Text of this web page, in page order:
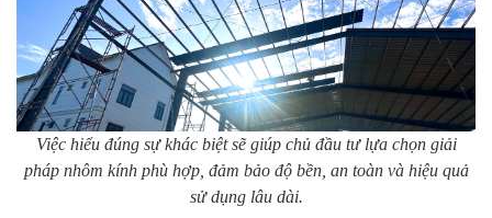
Việc hiểu đúng sự khác biệt sẽ giúp chủ đầu tư lựa chọn giải
pháp nhôm kính phù hợp, đảm bảo độ bền, an toàn và hiệu quả
sử dụng lâu dài.